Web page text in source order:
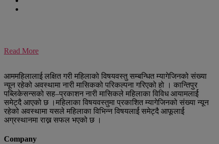
Read More
आममहिलालाई लक्षित गरी महिलाको विषयवस्तु सम्बन्धित म्यागेजिनको संख्या
न्यून रहेको अवस्थामा नारी मासिकको परिकल्पना गरिएको हो । कान्तिपुर
पब्लिकेसन्सको सह–प्रकाशन नारी मासिकले महिलाका विविध आयामलार्ई
समेट्दै आएको छ ।महिलाका विषयवस्तुमा प्रकाशित म्यागेजिनको संख्या न्यून
रहेको अवस्थामा यसले महिलाका विभिन्न विषयलार्ई समेट्दै आफूलार्ई
अग्रस्थानमा राख्न सफल भएको छ ।
Company